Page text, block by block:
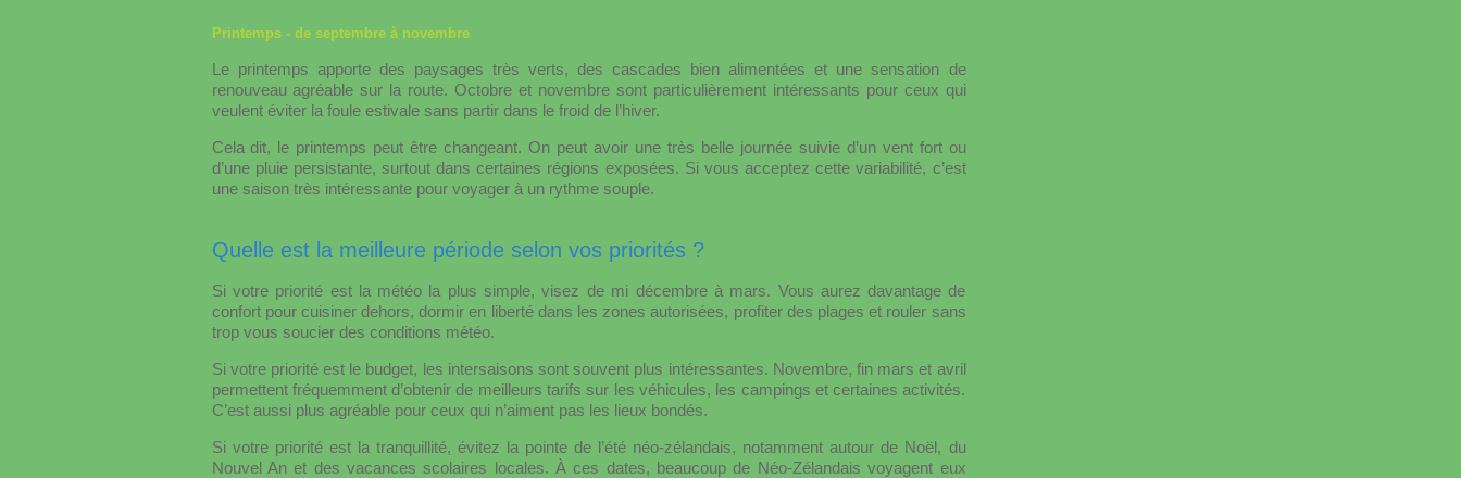
Printemps - de septembre à novembre
Le printemps apporte des paysages très verts, des cascades bien alimentées et une sensation de
renouveau agréable sur la route. Octobre et novembre sont particulièrement intéressants pour ceux qui
veulent éviter la foule estivale sans partir dans le froid de l’hiver.
Cela dit, le printemps peut être changeant. On peut avoir une très belle journée suivie d’un vent fort ou
d’une pluie persistante, surtout dans certaines régions exposées. Si vous acceptez cette variabilité, c’est
une saison très intéressante pour voyager à un rythme souple.
Quelle est la meilleure période selon vos priorités ?
Si votre priorité est la météo la plus simple, visez de mi décembre à mars. Vous aurez davantage de
confort pour cuisiner dehors, dormir en liberté dans les zones autorisées, profiter des plages et rouler sans
trop vous soucier des conditions météo.
Si votre priorité est le budget, les intersaisons sont souvent plus intéressantes. Novembre, fin mars et avril
permettent fréquemment d’obtenir de meilleurs tarifs sur les véhicules, les campings et certaines activités.
C’est aussi plus agréable pour ceux qui n’aiment pas les lieux bondés.
Si votre priorité est la tranquillité, évitez la pointe de l’été néo-zélandais, notamment autour de Noël, du
Nouvel An et des vacances scolaires locales. À ces dates, beaucoup de Néo-Zélandais voyagent eux